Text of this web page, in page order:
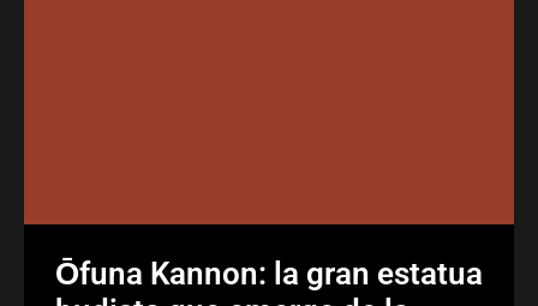
Ōfuna Kannon: la gran estatua